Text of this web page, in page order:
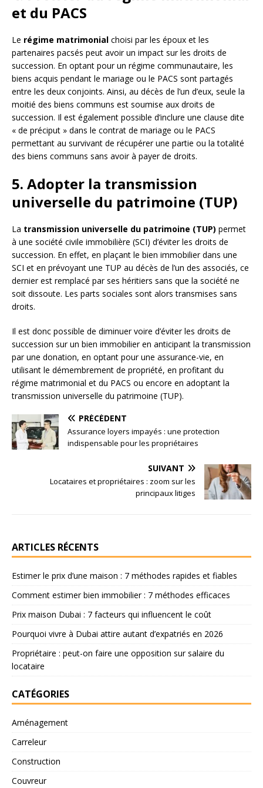
et du PACS
Le régime matrimonial choisi par les époux et les
partenaires pacsés peut avoir un impact sur les droits de
succession. En optant pour un régime communautaire, les
biens acquis pendant le mariage ou le PACS sont partagés
entre les deux conjoints. Ainsi, au décès de l’un d’eux, seule la
moitié des biens communs est soumise aux droits de
succession. Il est également possible d’inclure une clause dite
« de préciput » dans le contrat de mariage ou le PACS
permettant au survivant de récupérer une partie ou la totalité
des biens communs sans avoir à payer de droits.
5. Adopter la transmission
universelle du patrimoine (TUP)
La transmission universelle du patrimoine (TUP) permet
à une société civile immobilière (SCI) d’éviter les droits de
succession. En effet, en plaçant le bien immobilier dans une
SCI et en prévoyant une TUP au décès de l’un des associés, ce
dernier est remplacé par ses héritiers sans que la société ne
soit dissoute. Les parts sociales sont alors transmises sans
droits.
Il est donc possible de diminuer voire d’éviter les droits de
succession sur un bien immobilier en anticipant la transmission
par une donation, en optant pour une assurance-vie, en
utilisant le démembrement de propriété, en profitant du
régime matrimonial et du PACS ou encore en adoptant la
transmission universelle du patrimoine (TUP).
PRÉCÉDENT
Assurance loyers impayés : une protection
indispensable pour les propriétaires
SUIVANT
Locataires et propriétaires : zoom sur les
principaux litiges
ARTICLES RÉCENTS
Estimer le prix d’une maison : 7 méthodes rapides et fiables
Comment estimer bien immobilier : 7 méthodes efficaces
Prix maison Dubai : 7 facteurs qui influencent le coût
Pourquoi vivre à Dubai attire autant d’expatriés en 2026
Propriétaire : peut-on faire une opposition sur salaire du
locataire
CATÉGORIES
Aménagement
Carreleur
Construction
Couvreur